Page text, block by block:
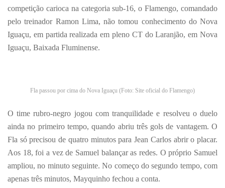
competição carioca na categoria sub-16, o Flamengo, comandado
pelo treinador Ramon Lima, não tomou conhecimento do Nova
Iguaçu, em partida realizada em pleno CT do Laranjão, em Nova
Iguaçu, Baixada Fluminense.
Fla passou por cima do Nova Iguaçu (Foto: Site oficial do Flamengo)
O time rubro-negro jogou com tranquilidade e resolveu o duelo
ainda no primeiro tempo, quando abriu três gols de vantagem. O
Fla só precisou de quatro minutos para Jean Carlos abrir o placar.
Aos 18, foi a vez de Samuel balançar as redes. O próprio Samuel
ampliou, no minuto seguinte. No começo do segundo tempo, com
apenas três minutos, Mayquinho fechou a conta.